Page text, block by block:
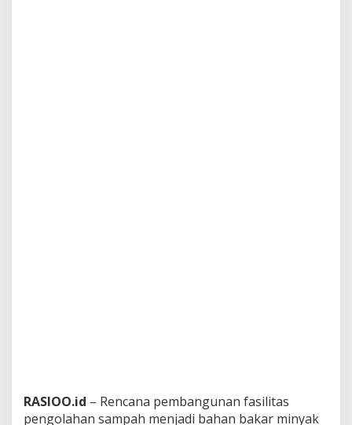
RASIOO.id – Rencana pembangunan fasilitas
pengolahan sampah menjadi bahan bakar minyak